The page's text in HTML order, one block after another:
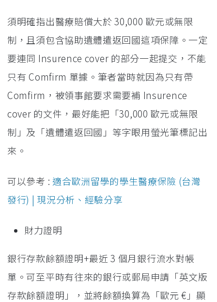
須明確指出醫療賠償大於 30,000 歐元或無限
制，且須包含協助遺體遣返回國這項保障。一定
要連同 Insurence cover 的部分一起提交，不能
只有 Comfirm 單據。筆者當時就因為只有帶
Comfirm，被領事館要求需要補 Insurence
cover 的文件，最好能把「30,000 歐元或無限
制」及「遺體遣返回國」等字眼用螢光筆標記出
來。
可以參考 : 適合歐洲留學的學生醫療保險 (台灣
發行) | 現況分析、經驗分享
財力證明
銀行存款餘額證明+最近 3 個月銀行流水對帳
單。可至平時有往來的銀行或郵局申請「英文版
存款餘額證明」，並將餘額換算為「歐元 €」顯